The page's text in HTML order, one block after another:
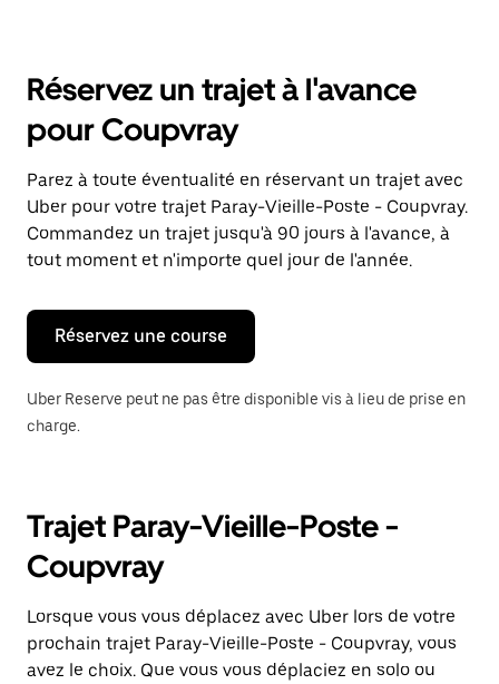
ouvrir
calendrier
et
sélectionner
une
date.
Appuyez
sur
la
Échap
pour
fermer
calendrier.
Réservez un trajet à l'avance
pour Coupvray
Parez à toute éventualité en réservant un trajet avec
Uber pour votre trajet Paray-Vieille-Poste - Coupvray.
Commandez un trajet jusqu'à 90 jours à l'avance, à
tout moment et n'importe quel jour de l'année.
Réservez une course
Uber Reserve peut ne pas être disponible vis à lieu de prise en
charge.
Trajet Paray-Vieille-Poste -
Coupvray
Lorsque vous vous déplacez avec Uber lors de votre
prochain trajet Paray-Vieille-Poste - Coupvray, vous
avez le choix. Que vous vous déplaciez en solo ou